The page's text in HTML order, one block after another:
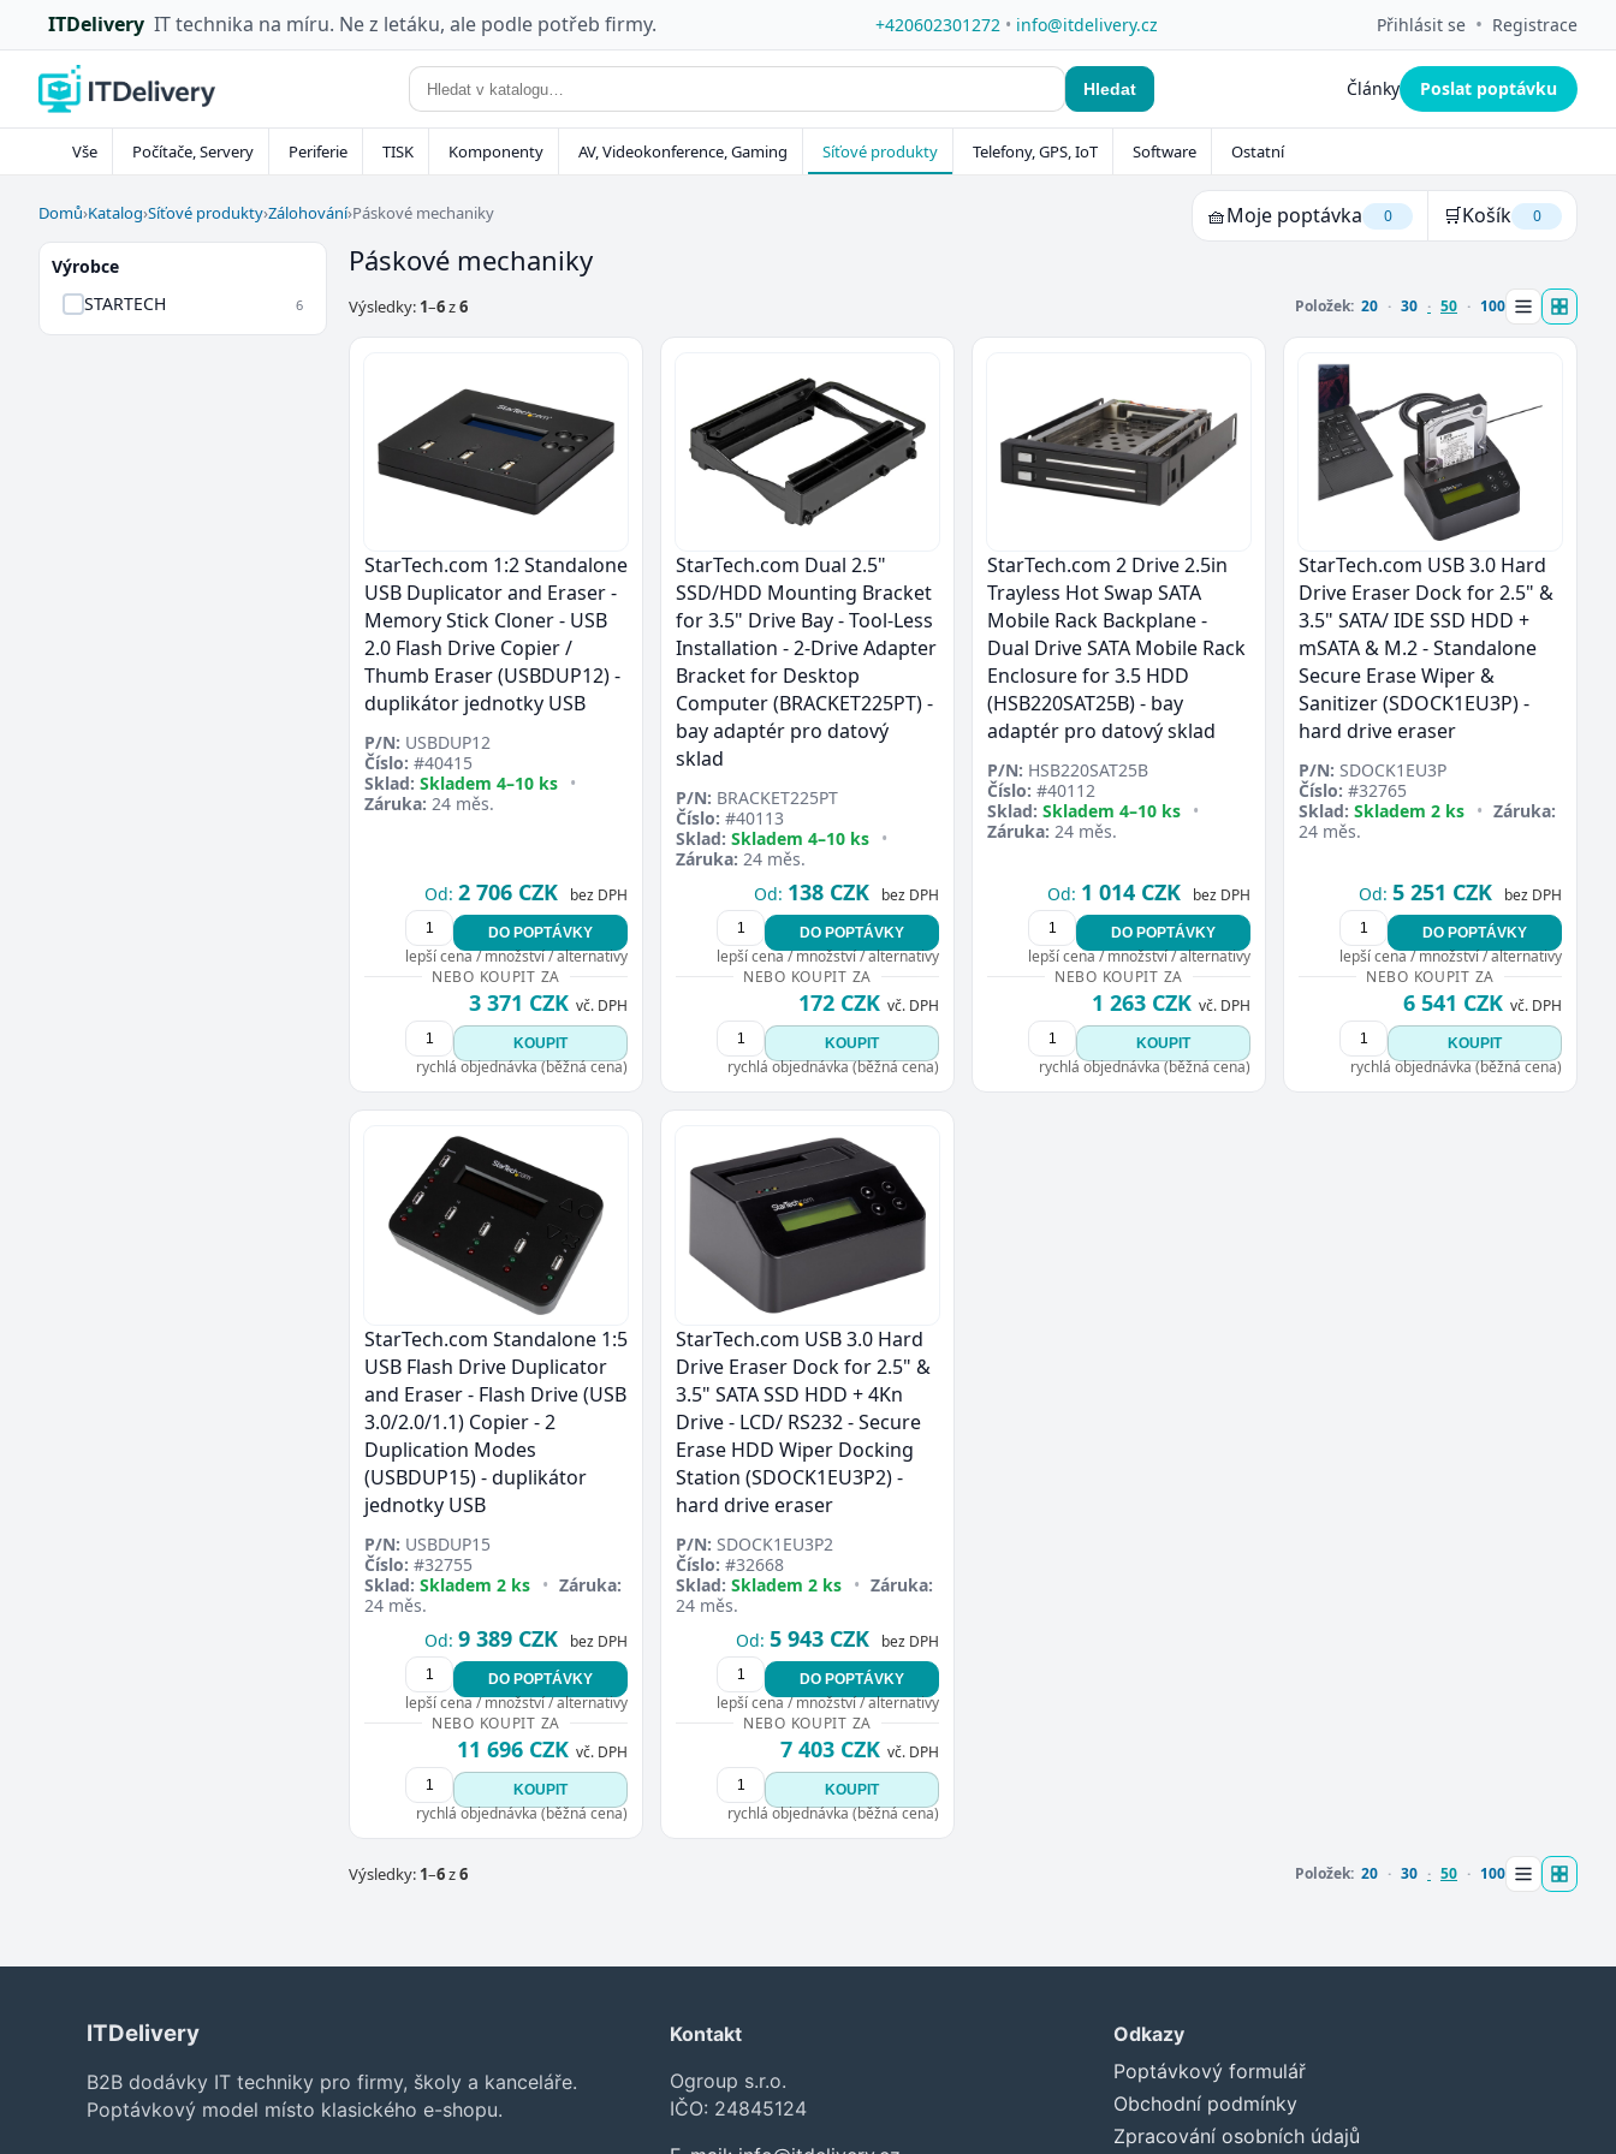
ITDelivery IT technika na míru. Ne z letáku, ale podle potřeb firmy. +420602301272 • info@itdelivery.cz Přihlásit se • Registrace
Hledat Články Poslat poptávku
Vše Počítače, Servery Periferie TISK Komponenty AV, Videokonference, Gaming Síťové produkty Telefony, GPS, IoT Software Ostatní
Domů›Katalog›Síťové produkty›Zálohování›Páskové mechaniky 🧺Moje poptávka 0 🛒Košík 0
Přejít do poptávky
Výrobce
STARTECH
6
Páskové mechaniky
Výsledky: 1–6z6 Položek: 20 30 50 100
StarTech.com 1:2 Standalone
USB Duplicator and Eraser -
Memory Stick Cloner - USB
2.0 Flash Drive Copier /
Thumb Eraser (USBDUP12) -
duplikátor jednotky USB
P/N: USBDUP12
Číslo: #40415
Sklad: Skladem 4–10 ks •
Záruka: 24 měs.
Od: 2 706 CZK bez DPH
DO POPTÁVKY
lepší cena / množství / alternativy
NEBO KOUPIT ZA
3 371 CZK vč. DPH
KOUPIT
rychlá objednávka (běžná cena)
StarTech.com Dual 2.5"
SSD/HDD Mounting Bracket
for 3.5" Drive Bay - Tool-Less
Installation - 2-Drive Adapter
Bracket for Desktop
Computer (BRACKET225PT) -
bay adaptér pro datový
sklad
P/N: BRACKET225PT
Číslo: #40113
Sklad: Skladem 4–10 ks •
Záruka: 24 měs.
Od: 138 CZK bez DPH
DO POPTÁVKY
lepší cena / množství / alternativy
NEBO KOUPIT ZA
172 CZK vč. DPH
KOUPIT
rychlá objednávka (běžná cena)
StarTech.com 2 Drive 2.5in
Trayless Hot Swap SATA
Mobile Rack Backplane -
Dual Drive SATA Mobile Rack
Enclosure for 3.5 HDD
(HSB220SAT25B) - bay
adaptér pro datový sklad
P/N: HSB220SAT25B
Číslo: #40112
Sklad: Skladem 4–10 ks •
Záruka: 24 měs.
Od: 1 014 CZK bez DPH
DO POPTÁVKY
lepší cena / množství / alternativy
NEBO KOUPIT ZA
1 263 CZK vč. DPH
KOUPIT
rychlá objednávka (běžná cena)
StarTech.com USB 3.0 Hard
Drive Eraser Dock for 2.5" &
3.5" SATA/ IDE SSD HDD +
mSATA & M.2 - Standalone
Secure Erase Wiper &
Sanitizer (SDOCK1EU3P) -
hard drive eraser
P/N: SDOCK1EU3P
Číslo: #32765
Sklad: Skladem 2 ks • Záruka:
24 měs.
Od: 5 251 CZK bez DPH
DO POPTÁVKY
lepší cena / množství / alternativy
NEBO KOUPIT ZA
6 541 CZK vč. DPH
KOUPIT
rychlá objednávka (běžná cena)
StarTech.com Standalone 1:5
USB Flash Drive Duplicator
and Eraser - Flash Drive (USB
3.0/2.0/1.1) Copier - 2
Duplication Modes
(USBDUP15) - duplikátor
jednotky USB
P/N: USBDUP15
Číslo: #32755
Sklad: Skladem 2 ks • Záruka:
24 měs.
Od: 9 389 CZK bez DPH
DO POPTÁVKY
lepší cena / množství / alternativy
NEBO KOUPIT ZA
11 696 CZK vč. DPH
KOUPIT
rychlá objednávka (běžná cena)
StarTech.com USB 3.0 Hard
Drive Eraser Dock for 2.5" &
3.5" SATA SSD HDD + 4Kn
Drive - LCD/ RS232 - Secure
Erase HDD Wiper Docking
Station (SDOCK1EU3P2) -
hard drive eraser
P/N: SDOCK1EU3P2
Číslo: #32668
Sklad: Skladem 2 ks • Záruka:
24 měs.
Od: 5 943 CZK bez DPH
DO POPTÁVKY
lepší cena / množství / alternativy
NEBO KOUPIT ZA
7 403 CZK vč. DPH
KOUPIT
rychlá objednávka (běžná cena)
Výsledky: 1–6z6 Položek: 20 30 50 100
ITDelivery
B2B dodávky IT techniky pro firmy, školy a kanceláře.
Poptávkový model místo klasického e-shopu.
Kontakt
Ogroup s.r.o.
IČO: 24845124
Odkazy
Poptávkový formulář
Obchodní podmínky
Zpracování osobních údajů